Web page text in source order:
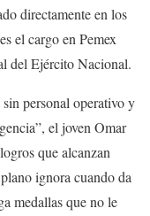
directamente en los
el cargo en Pemex
del Ejército Nacional.
personal operativo y
el joven Omar
que alcanzan
ignora cuando da
medallas que no le